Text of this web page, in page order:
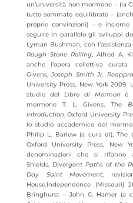
un’università non mormone – (la
tutto sommato equilibrato –
proprie convinzioni) – e
seguire in parallelo gli sviluppi
Lyman Bushman, con
Rough Stone Rolling, Alfred A.
anche l’opera collettiva
Givens,Joseph Smith Jr.
University Press, New York
studio del Libro di Mormonè
mormone T. L. Givens, The
Introduction, Oxford University
lo studio accademico del
Philip L. Barlow (a cura di),The
Oxford University Press, New
denominazioni che si rifanno
Shields, Divergent Paths of the
Day Saint Movement,
House.Independence
Bringhurst – John C. Hamer (a